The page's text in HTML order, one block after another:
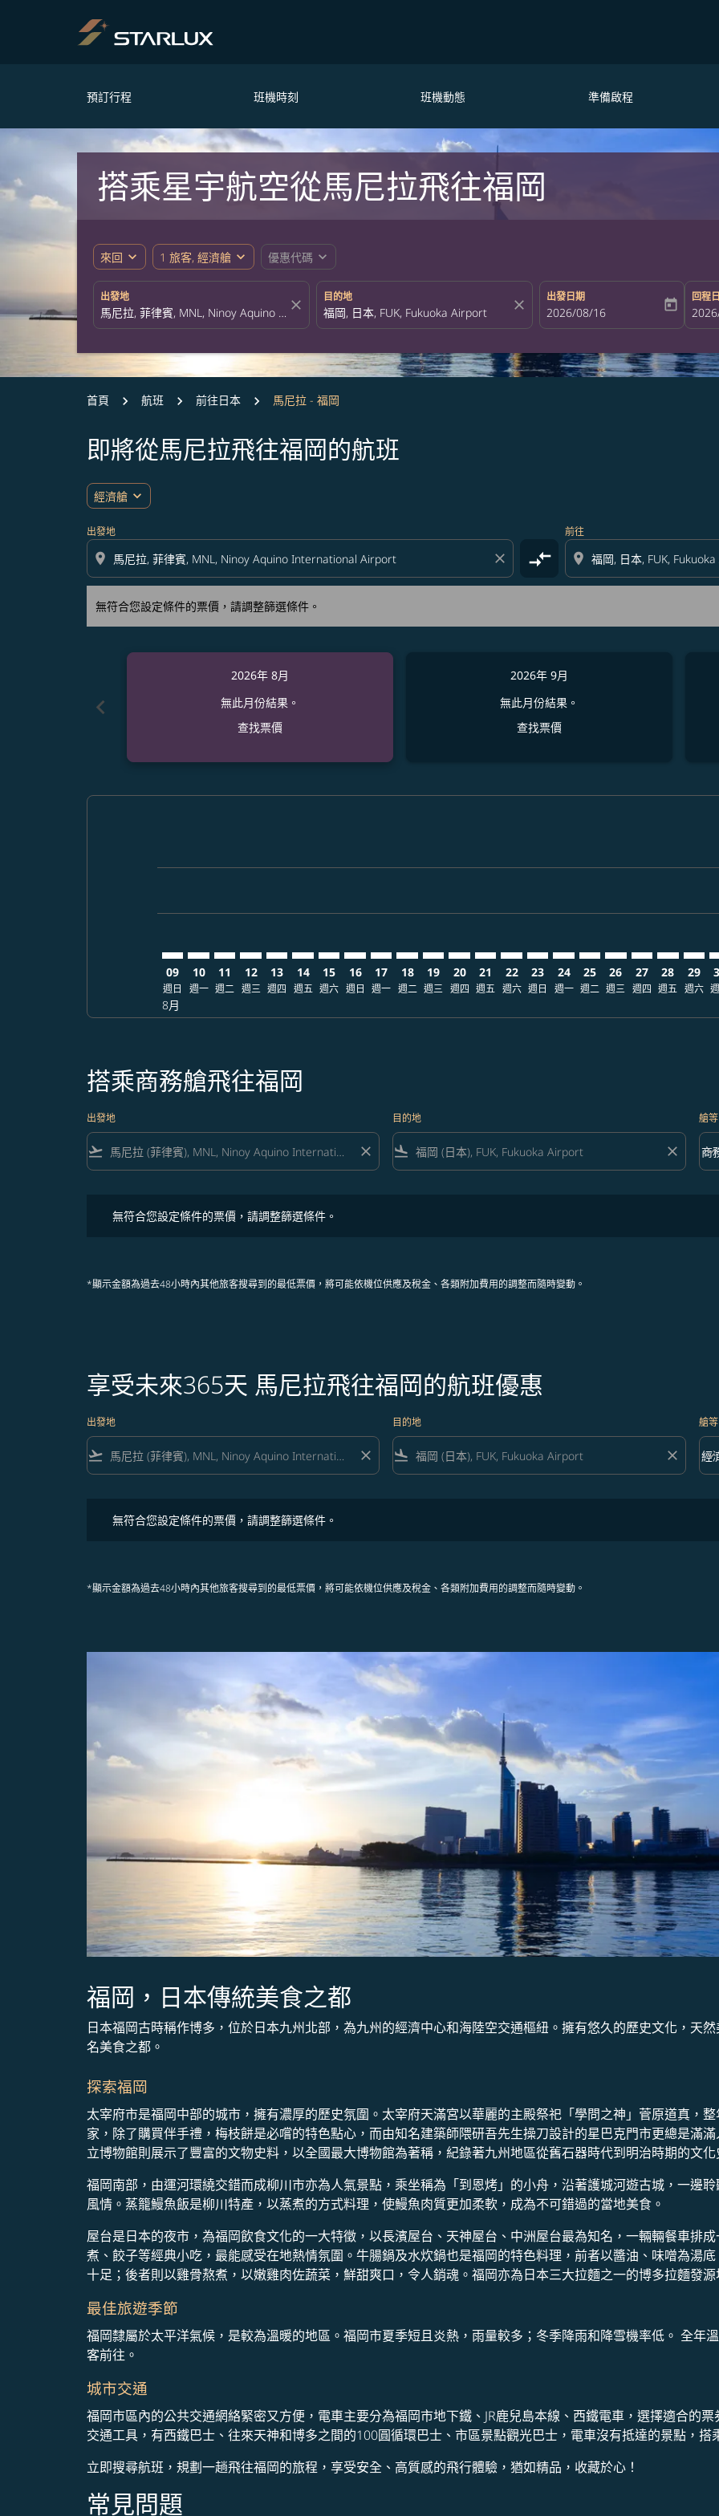
預訂行程 班機時刻 班機動態 準備啟程
搭乘星宇航空從馬尼拉飛往福岡
來回 expand_more 1 旅客, 經濟艙 expand_more 優惠代碼 expand_more
出發地
close
目的地
close
出發日期
fc-booking-departure-date-aria-
2026/08/16 today
回程
fc-
首頁 航班 前往日本 馬尼拉 - 福岡
即將從馬尼拉飛往福岡的航班
經濟艙 expand_more
出發地
location_on close compare_arrows
前往
location_on
無符合您設定條件的票價，請調整篩選條件。
無符合您設定條件的票價，請調整篩選條件。
chevron_left
2026年 8月
無此月份結果。
查找票價
2026年 9月
無此月份結果。
查找票價
09
週日
8月
10
週一
11
週二
12
週三
13
週四
14
週五
15
週六
16
週日
17
週一
18
週二
19
週三
20
週四
21
週五
MNL–FUK: cmp-view-offers-
22
週六
MNL–FUK: cmp-view-offers-
23
週日
MNL–FUK: cmp-view-
24
週一
MNL–FUK: cmp-view-
25
週二
MNL–FUK: cmp-
26
週三
MNL–FUK:
27
週四
28
週五
29
週六
搭乘商務艙飛往福岡
出發地
flight_takeoff close
目的地
flight_land close
艙等
艙
商
keyboard_arrow_down
無符合您設定條件的票價，請調整篩選條件。
*顯示金額為過去48小時內其他旅客搜尋到的最低票價，將可能依機位供應及稅金、各類附加費用的調整而隨時變動。
享受未來365天 馬尼拉飛往福岡的航班優惠
出發地
flight_takeoff close
目的地
flight_land close
艙等
艙
經
keyboard_arrow_down
無符合您設定條件的票價，請調整篩選條件。
*顯示金額為過去48小時內其他旅客搜尋到的最低票價，將可能依機位供應及稅金、各類附加費用的調整而隨時變動。
福岡，日本傳統美食之都
日本福岡古時稱作博多，位於日本九州北部，為九州的經濟中心和海陸空交通樞紐。擁有悠久的歷史文化，天
名美食之都。
探索福岡
太宰府市是福岡中部的城市，擁有濃厚的歷史氛圍。太宰府天滿宮以華麗的主殿祭祀「學問之神」菅原道真，
家，除了購買伴手禮，梅枝餅是必嚐的特色點心，而由知名建築師隈研吾先生操刀設計的星巴克門市更總是滿
立博物館則展示了豐富的文物史料，以全國最大博物館為著稱，紀錄著九州地區從舊石器時代到明治時期的文化
福岡南部，由運河環繞交錯而成柳川市亦為人氣景點，乘坐稱為「到恩烤」的小舟，沿著護城河遊古城，一邊
風情。蒸籠鰻魚飯是柳川特產，以蒸煮的方式料理，使鰻魚肉質更加柔軟，成為不可錯過的當地美食。
屋台是日本的夜市，為福岡飲食文化的一大特徵，以長濱屋台、天神屋台、中洲屋台最為知名，一輛輛餐車排
煮、餃子等經典小吃，最能感受在地熱情氛圍。牛腸鍋及水炊鍋也是福岡的特色料理，前者以醬油、味噌為湯
十足；後者則以雞骨熬煮，以嫩雞肉佐蔬菜，鮮甜爽口，令人銷魂。福岡亦為日本三大拉麵之一的博多拉麵發
最佳旅遊季節
福岡隸屬於太平洋氣候，是較為溫暖的地區。福岡市夏季短且炎熱，雨量較多；冬季降雨和降雪機率低。 全年
客前往。
城市交通
福岡市區內的公共交通網絡緊密又方便，電車主要分為福岡市地下鐵、JR鹿兒島本線、西鐵電車，選擇適合的
交通工具，有西鐵巴士、往來天神和博多之間的100圓循環巴士、市區景點觀光巴士，電車沒有抵達的景點，搭
立即搜尋航班，規劃一趟飛往福岡的旅程，享受安全、高質感的飛行體驗，猶如精品，收藏於心！
常見問題